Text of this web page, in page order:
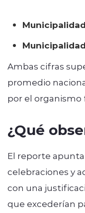
Ambas cifras
promedio
por el organismo
¿Qué
El reporte
celebraciones y
con una
que excederían